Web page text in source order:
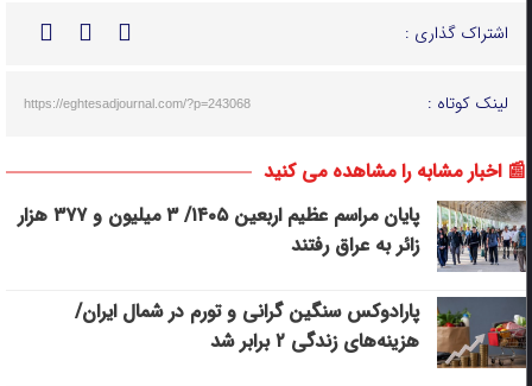
اشتراک گذاری :
لینک کوتاه : https://eghtesadjournal.com/?p=243068
📰 اخبار مشابه را مشاهده می کنید
پایان مراسم عظیم اربعین ۱۴۰۵/ ‌۳ میلیون و ۳۷۷ ‌هزار
زائر به عراق رفتند
پارادوکس سنگین گرانی و تورم در شمال ایران/
هزینه‌های زندگی ۲ برابر ‌شد